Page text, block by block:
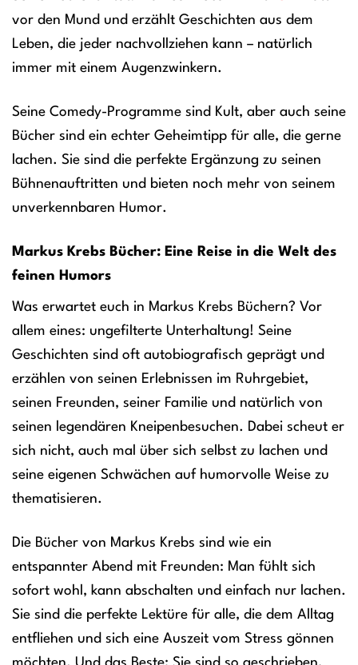
vor den Mund und erzählt Geschichten aus dem
Leben, die jeder nachvollziehen kann – natürlich
immer mit einem Augenzwinkern.
Seine Comedy-Programme sind Kult, aber auch seine
Bücher sind ein echter Geheimtipp für alle, die gerne
lachen. Sie sind die perfekte Ergänzung zu seinen
Bühnenauftritten und bieten noch mehr von seinem
unverkennbaren Humor.
Markus Krebs Bücher: Eine Reise in die Welt des
feinen Humors
Was erwartet euch in Markus Krebs Büchern? Vor
allem eines: ungefilterte Unterhaltung! Seine
Geschichten sind oft autobiografisch geprägt und
erzählen von seinen Erlebnissen im Ruhrgebiet,
seinen Freunden, seiner Familie und natürlich von
seinen legendären Kneipenbesuchen. Dabei scheut er
sich nicht, auch mal über sich selbst zu lachen und
seine eigenen Schwächen auf humorvolle Weise zu
thematisieren.
Die Bücher von Markus Krebs sind wie ein
entspannter Abend mit Freunden: Man fühlt sich
sofort wohl, kann abschalten und einfach nur lachen.
Sie sind die perfekte Lektüre für alle, die dem Alltag
entfliehen und sich eine Auszeit vom Stress gönnen